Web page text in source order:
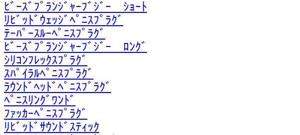
ﾋﾞｰｽﾞﾌﾟﾗﾝｼﾞｬｰﾌﾞｼﾞｰ ｼｮｰﾄ
ﾘﾋﾞｯﾄﾞｳｪｯｼﾞﾍﾟﾆｽﾌﾟﾗｸﾞ
ﾃｰﾊﾟｰｽﾙｰﾍﾟﾆｽﾌﾟﾗｸﾞ
ﾋﾞｰｽﾞﾌﾟﾗﾝｼﾞｬｰﾌﾞｼﾞｰ ﾛﾝｸﾞ
ｼﾘｺﾝﾌﾚｯｸｽﾌﾟﾗｸﾞ
ｽﾊﾟｲﾗﾙﾍﾟﾆｽﾌﾟﾗｸﾞ
ﾗｳﾝﾄﾞﾍｯﾄﾞﾍﾟﾆｽﾌﾟﾗｸﾞ
ﾍﾟﾆｽﾘﾝｸﾞﾜﾝﾄﾞ
ﾌｧｯｶｰﾍﾟﾆｽﾌﾟﾗｸﾞ
ﾘﾋﾞｯﾄﾞｻｳﾝﾄﾞｽﾃｨｯｸ